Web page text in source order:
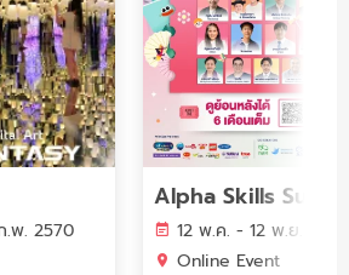
.พ. 2570
12 พ.ค. - 12 พ.ย. 2569
Online Event